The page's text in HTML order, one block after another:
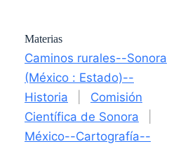
Materias
Caminos rurales--Sonora
(México : Estado)--
Historia
Comisión
Científica de Sonora
México--Cartografía--